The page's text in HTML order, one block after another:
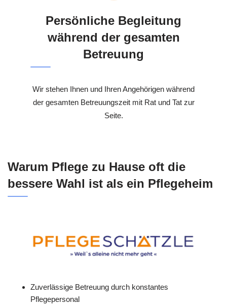
Persönliche Begleitung
während der gesamten
Betreuung
Wir stehen Ihnen und Ihren Angehörigen während
der gesamten Betreuungszeit mit Rat und Tat zur
Seite.
Warum Pflege zu Hause oft die
bessere Wahl ist als ein Pflegeheim
Zuverlässige Betreuung durch konstantes
Pflegepersonal